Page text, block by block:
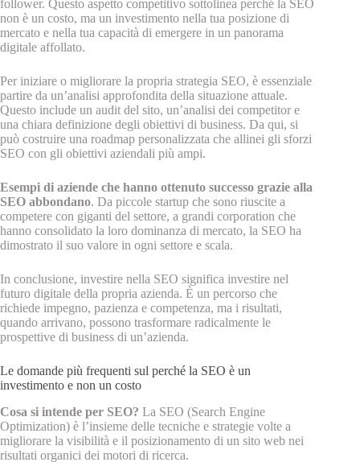
follower. Questo aspetto competitivo sottolinea perché la SEO
non è un costo, ma un investimento nella tua posizione di
mercato e nella tua capacità di emergere in un panorama
digitale affollato.
Per iniziare o migliorare la propria strategia SEO, è essenziale
partire da un’analisi approfondita della situazione attuale.
Questo include un audit del sito, un’analisi dei competitor e
una chiara definizione degli obiettivi di business. Da qui, si
può costruire una roadmap personalizzata che allinei gli sforzi
SEO con gli obiettivi aziendali più ampi.
Esempi di aziende che hanno ottenuto successo grazie alla
SEO abbondano. Da piccole startup che sono riuscite a
competere con giganti del settore, a grandi corporation che
hanno consolidato la loro dominanza di mercato, la SEO ha
dimostrato il suo valore in ogni settore e scala.
In conclusione, investire nella SEO significa investire nel
futuro digitale della propria azienda. È un percorso che
richiede impegno, pazienza e competenza, ma i risultati,
quando arrivano, possono trasformare radicalmente le
prospettive di business di un’azienda.
Le domande più frequenti sul perché la SEO è un
investimento e non un costo
Cosa si intende per SEO? La SEO (Search Engine
Optimization) è l’insieme delle tecniche e strategie volte a
migliorare la visibilità e il posizionamento di un sito web nei
risultati organici dei motori di ricerca.